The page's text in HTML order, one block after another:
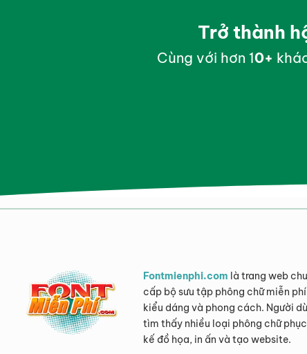
Trở thành
Cùng với hơn 10+
Fontmienphi.com là trang web
cấp bộ sưu tập phông chữ miễn
kiểu dáng và phong cách. Người
tìm thấy nhiều loại phông chữ
kế đồ họa, in ấn và tạo website.